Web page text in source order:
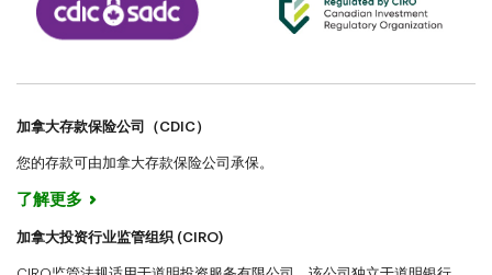
加拿大存款保险公司（CDIC）
您的存款可由加拿大存款保险公司承保。
了解更多
加拿大投资行业监管组织 (CIRO)